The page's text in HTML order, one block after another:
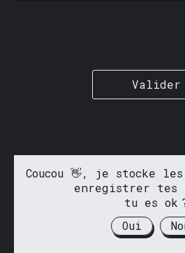
Valider
Coucou 👋, je stocke
enregistrer tes
tu es ok
Oui
Fait avec ❤️ par